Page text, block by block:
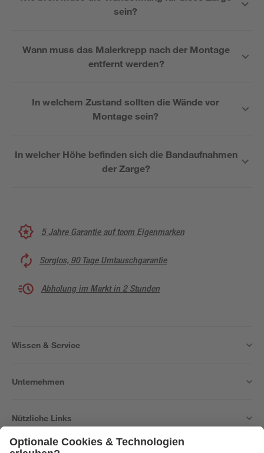
sein?
Wann muss das Malerkrepp nach der Montage
entfernt werden?
In welchem Zustand sollten die Wände vor
Montage sein?
In welcher Höhe befinden sich die Bandaufnahmen
der Zarge?
5 Jahre Garantie auf toom Eigenmarken
Sorglos, 90 Tage Umtauschgarantie
Abholung im Markt in 2 Stunden
Wissen & Service
Unternehmen
Nützliche Links